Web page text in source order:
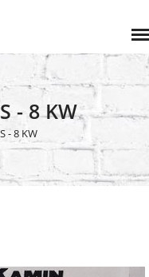
- 8 KW
- 8 KW